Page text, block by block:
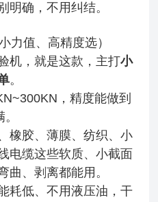
明确，不用纠结。
力值、高精度选）
机，就是这款，主打小
。
，精度能做到
橡胶、薄膜、纺织、小
电缆这些软质、小截面
曲、剥离都能用。
耗低、不用液压油，干